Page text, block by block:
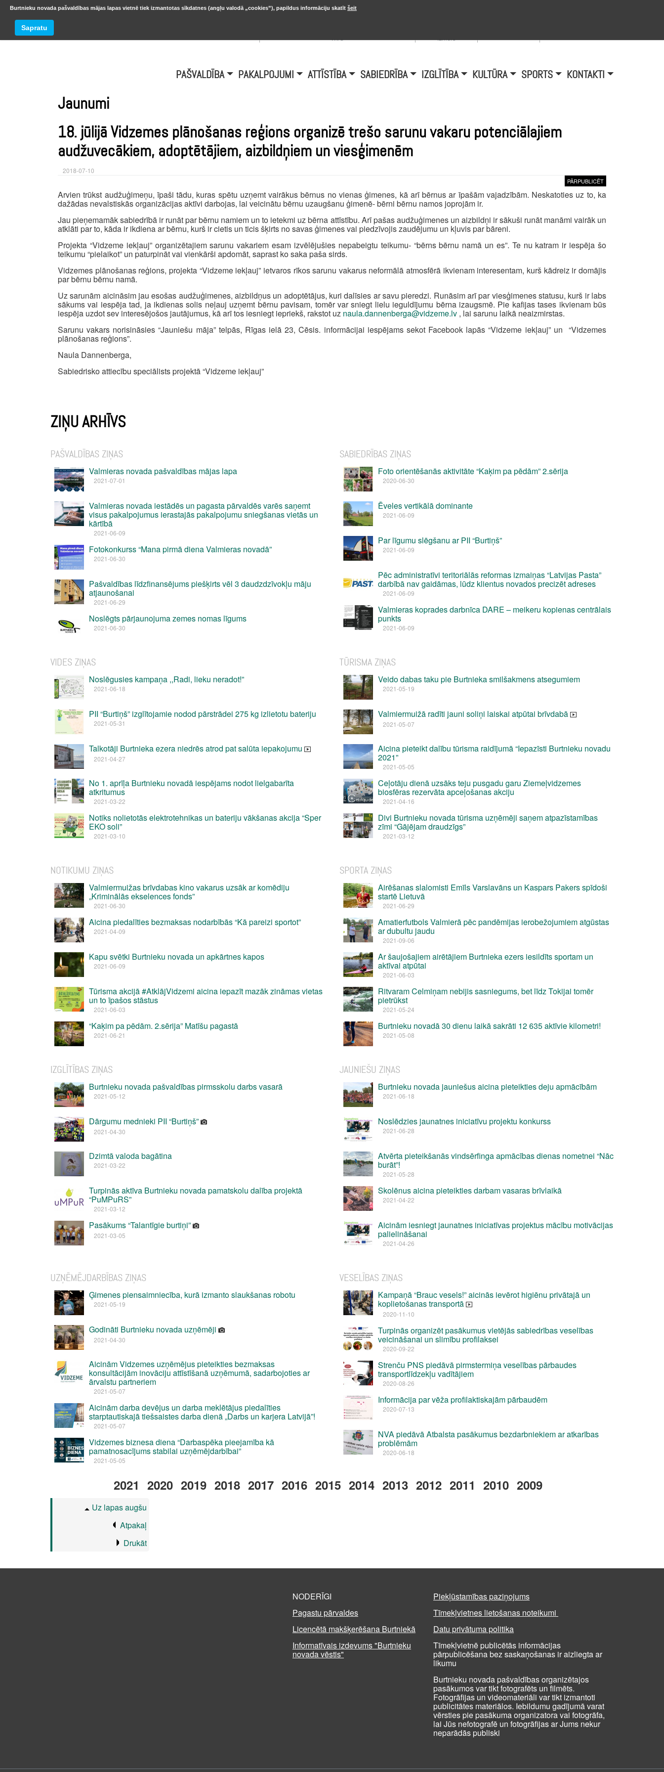
BURTNIEKU NOVADS m/s
izmērs
PAŠVALDĪBA PAKALPOJUMI ATTĪSTĪBA SABIEDRĪBA IZGLĪTĪBA KULTŪRA SPORTS KONTAKTI
Jaunumi
18. jūlijā Vidzemes plānošanas reģions organizē trešo sarunu vakaru potenciālajiem
audžuvecākiem, adoptētājiem, aizbildņiem un viesģimenēm
2018-07-10
PĀRPUBLICĒT
Arvien trūkst audžuģimeņu, īpaši tādu, kuras spētu uzņemt vairākus bērnus no vienas ģimenes, kā arī bērnus ar īpašām vajadzībām. Neskatoties uz to, ka
dažādas nevalstiskās organizācijas aktīvi darbojas, lai veicinātu bērnu uzaugšanu ģimenē- bērni bērnu namos joprojām ir.
Jau pieņemamāk sabiedrībā ir runāt par bērnu namiem un to ietekmi uz bērna attīstību. Arī pašas audžuģimenes un aizbildņi ir sākuši runāt manāmi vairāk un
atklāti par to, kāda ir ikdiena ar bērnu, kurš ir cietis un ticis šķirts no savas ģimenes vai piedzīvojis zaudējumu un kļuvis par bāreni.
Projekta “Vidzeme iekļauj” organizētajiem sarunu vakariem esam izvēlējušies nepabeigtu teikumu- “bērns bērnu namā un es”. Te nu katram ir iespēja šo
teikumu “pielaikot” un paturpināt vai vienkārši apdomāt, saprast ko saka paša sirds.
Vidzemes plānošanas reģions, projekta “Vidzeme iekļauj” ietvaros rīkos sarunu vakarus neformālā atmosfērā ikvienam interesentam, kurš kādreiz ir domājis
par bērnu bērnu namā.
Uz sarunām aicināsim jau esošas audžuģimenes, aizbildņus un adoptētājus, kuri dalīsies ar savu pieredzi. Runāsim arī par viesģimenes statusu, kurš ir labs
sākums vai iespēja tad, ja ikdienas solis neļauj uzņemt bērnu pavisam, tomēr var sniegt lielu ieguldījumu bērna izaugsmē. Pie kafijas tases ikvienam būs
iespēja uzdot sev interesējošos jautājumus, kā arī tos iesniegt iepriekš, rakstot uz naula.dannenberga@vidzeme.lv , lai sarunu laikā neaizmirstas.
Sarunu vakars norisināsies “Jauniešu māja” telpās, Rīgas ielā 23, Cēsis. informācijai iespējams sekot Facebook lapās “Vidzeme iekļauj” un “Vidzemes
plānošanas reģions”.
Naula Dannenberga,
Sabiedrisko attiecību speciālists projektā “Vidzeme iekļauj”
ZIŅU ARHĪVS
PAŠVALDĪBAS ZIŅAS
Valmieras novada pašvaldības mājas lapa
2021-07-01
Valmieras novada iestādēs un pagasta pārvaldēs varēs saņemt
visus pakalpojumus ierastajās pakalpojumu sniegšanas vietās un
kārtībā
2021-06-09
Fotokonkurss “Mana pirmā diena Valmieras novadā”
2021-06-30
Pašvaldības līdzfinansējums piešķirts vēl 3 daudzdzīvokļu māju
atjaunošanai
2021-06-29
Noslēgts pārjaunojuma zemes nomas līgums
2021-06-30
SABIEDRĪBAS ZIŅAS
Foto orientēšanās aktivitāte “Kaķim pa pēdām” 2.sērija
2020-06-30
Ēveles vertikālā dominante
2021-06-09
Par līgumu slēgšanu ar PII “Burtiņš”
2021-06-09
Pēc administratīvi teritoriālās reformas izmaiņas “Latvijas Pasta”
darbībā nav gaidāmas, lūdz klientus novados precizēt adreses
2021-06-09
Valmieras koprades darbnīca DARE – meikeru kopienas centrālais
punkts
2021-06-09
VIDES ZIŅAS
Noslēgusies kampaņa ,,Radi, lieku neradot!”
2021-06-18
PII “Burtiņš” izglītojamie nodod pārstrādei 275 kg izlietotu bateriju
2021-05-31
Talkotāji Burtnieka ezera niedrēs atrod pat salūta iepakojumu
2021-04-27
No 1. aprīļa Burtnieku novadā iespējams nodot lielgabarīta
atkritumus
2021-03-22
Notiks nolietotās elektrotehnikas un bateriju vākšanas akcija “Sper
EKO soli”
2021-03-10
TŪRISMA ZIŅAS
Veido dabas taku pie Burtnieka smilšakmens atsegumiem
2021-05-19
Valmiermuižā radīti jauni soliņi laiskai atpūtai brīvdabā
2021-05-07
Aicina pieteikt dalību tūrisma raidījumā “Iepazīsti Burtnieku novadu
2021”
2021-05-05
Ceļotāju dienā uzsāks teju pusgadu garu Ziemeļvidzemes
biosfēras rezervāta apceļošanas akciju
2021-04-16
Divi Burtnieku novada tūrisma uzņēmēji saņem atpazīstamības
zīmi “Gājējam draudzīgs”
2021-03-12
NOTIKUMU ZIŅAS
Valmiermuižas brīvdabas kino vakarus uzsāk ar komēdiju
„Kriminālās ekselences fonds”
2021-06-30
Aicina piedalīties bezmaksas nodarbībās “Kā pareizi sportot”
2021-04-09
Kapu svētki Burtnieku novada un apkārtnes kapos
2021-06-09
Tūrisma akcijā #AtklājVidzemi aicina iepazīt mazāk zināmas vietas
un to īpašos stāstus
2021-06-03
“Kaķim pa pēdām. 2.sērija” Matīšu pagastā
2021-06-21
SPORTA ZIŅAS
Airēšanas slalomisti Emīls Varslavāns un Kaspars Pakers spīdoši
startē Lietuvā
2021-06-29
Amatierfutbols Valmierā pēc pandēmijas ierobežojumiem atgūstas
ar dubultu jaudu
2021-09-06
Ar šaujošajiem airētājiem Burtnieka ezers iesildīts sportam un
aktīvai atpūtai
2021-06-03
Ritvaram Celmiņam nebijis sasniegums, bet līdz Tokijai tomēr
pietrūkst
2021-05-24
Burtnieku novadā 30 dienu laikā sakrāti 12 635 aktīvie kilometri!
2021-05-08
IZGLĪTĪBAS ZIŅAS
Burtnieku novada pašvaldības pirmsskolu darbs vasarā
2021-05-12
Dārgumu mednieki PII “Burtiņš”
2021-04-30
Dzimtā valoda bagātina
2021-03-22
Turpinās aktīva Burtnieku novada pamatskolu dalība projektā
“PuMPuRS”
2021-03-12
Pasākums “Talantīgie burtiņi”
2021-03-05
JAUNIEŠU ZIŅAS
Burtnieku novada jauniešus aicina pieteikties deju apmācībām
2021-06-18
Noslēdzies jaunatnes iniciatīvu projektu konkurss
2021-06-28
Atvērta pieteikšanās vindsērfinga apmācības dienas nometnei “Nāc
burāt”!
2021-05-28
Skolēnus aicina pieteikties darbam vasaras brīvlaikā
2021-04-22
Aicinām iesniegt jaunatnes iniciatīvas projektus mācību motivācijas
palielināšanai
2021-04-26
UZŅĒMĒJDARBĪBAS ZIŅAS
Ģimenes piensaimniecība, kurā izmanto slaukšanas robotu
2021-05-19
Godināti Burtnieku novada uzņēmēji
2021-04-30
Aicinām Vidzemes uzņēmējus pieteikties bezmaksas
konsultācijām inovāciju attīstīšanā uzņēmumā, sadarbojoties ar
ārvalstu partneriem
2021-05-07
Aicinām darba devējus un darba meklētājus piedalīties
starptautiskajā tiešsaistes darba dienā „Darbs un karjera Latvijā”!
2021-05-07
Vidzemes biznesa diena “Darbaspēka pieejamība kā
pamatnosacījums stabilai uzņēmējdarbībai”
2021-05-05
VESELĪBAS ZIŅAS
Kampaņā “Brauc vesels!” aicinās ievērot higiēnu privātajā un
koplietošanas transportā
2020-11-10
Turpinās organizēt pasākumus vietējās sabiedrības veselības
veicināšanai un slimību profilaksei
2020-09-22
Strenču PNS piedāvā pirmstermiņa veselības pārbaudes
transportlīdzekļu vadītājiem
2020-08-26
Informācija par vēža profilaktiskajām pārbaudēm
2020-07-13
NVA piedāvā Atbalsta pasākumus bezdarbniekiem ar atkarības
problēmām
2020-06-18
2021 2020 2019 2018 2017 2016 2015 2014 2013 2012 2011 2010 2009
Uz lapas augšu
Atpakaļ
Drukāt
NODERĪGI
Pagastu pārvaldes
Licencētā makšķerēšana Burtniekā
Informatīvais izdevums "Burtnieku
novada vēstis"
Piekļūstamības paziņojums
Tīmekļvietnes lietošanas noteikumi
Datu privātuma politika
Tīmekļvietnē publicētās informācijas
pārpublicēšana bez saskaņošanas ir aizliegta ar
likumu
Burtnieku novada pašvaldības organizētajos
pasākumos var tikt fotografēts un filmēts.
Fotogrāfijas un videomateriāli var tikt izmantoti
publicitātes materiālos. Iebildumu gadījumā varat
vērsties pie pasākuma organizatora vai fotogrāfa,
lai Jūs nefotografē un fotogrāfijas ar Jums nekur
neparādās publiski
Burtnieku novada pašvaldības mājas lapas vietnē tiek izmantotas sīkdatnes (angļu valodā „cookies”), papildus informāciju skatīt šeit
Sapratu